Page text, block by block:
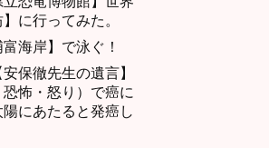
に行ってみた。
海岸】で泳ぐ！
保徹先生の遺言】
怖・怒り）で癌に
にあたると発癌し